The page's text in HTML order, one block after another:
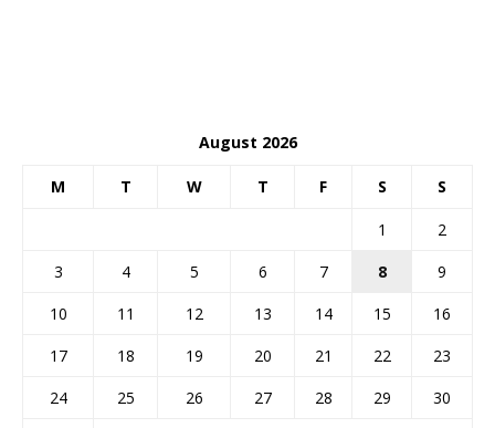
August 2026
M T W T F S S
1
2
3
4 5 6 7 8
9
10
11 12 13 14 15
16
17
18 19 20 21 22
23
24
25 26 27 28 29
30